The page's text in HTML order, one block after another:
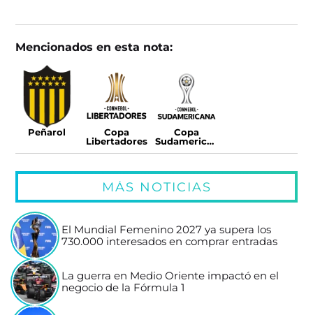
Mencionados en esta nota:
Peñarol
Copa
Libertadores
Copa
Sudamericana
MÁS NOTICIAS
El Mundial Femenino 2027 ya supera los
730.000 interesados en comprar entradas
La guerra en Medio Oriente impactó en el
negocio de la Fórmula 1